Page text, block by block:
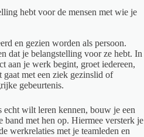
hebt voor de mensen met wie je
en gezien worden als persoon.
dat je belangstelling voor ze hebt. In
aan je werk begint, groet iedereen,
gaat met een ziek gezinslid of
gebeurtenis.
echt wilt leren kennen, bouw je een
band met hen op. Hiermee versterk je
werkrelaties met je teamleden en